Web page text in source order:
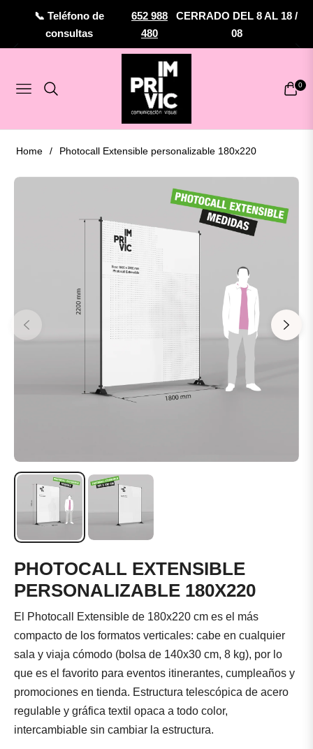
📞 Teléfono de
consultas
652 988
480
CERRADO DEL 8 AL 18 /
08
Navigation
0
Home / Photocall Extensible personalizable 180x220
PHOTOCALL EXTENSIBLE
PERSONALIZABLE 180X220
El Photocall Extensible de 180x220 cm es el más
compacto de los formatos verticales: cabe en cualquier
sala y viaja cómodo (bolsa de 140x30 cm, 8 kg), por lo
que es el favorito para eventos itinerantes, cumpleaños y
promociones en tienda. Estructura telescópica de acero
regulable y gráfica textil opaca a todo color,
intercambiable sin cambiar la estructura.